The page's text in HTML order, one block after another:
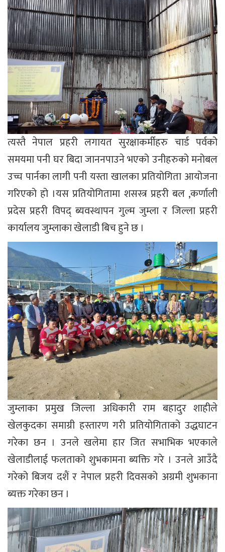
त्यस्तै नेपाल प्रहरी लगायत सुरक्षाकर्मीहरु चार्ड पर्वको
समयमा पनी घर बिदा जाननपाउने भएको उनीहरुको मनोबल
उच्च पार्नका लागी पनी यस्ता खालका प्रतियोगिता आयोजना
गरिएको हो ।यस प्रतियोगितामा शसस्त्र प्रहरी बल ,कर्णाली
प्रदेस प्रहरी विपद् ब्यवस्थापन गुल्म जुम्ला र जिल्ला प्रहरी
कार्यालय जुम्लाका खेलाडी बिच हुने छ ।
जुम्लाका प्रमुख जिल्ला अधिकारी राम बहादुर शाहीले
खेलकुदका समाग्री हस्तारण गरी प्रतियोगिताको उद्धघाटन
गरेका छन । उनले खलेमा हार जित सभाभिक भएकाले
खेलाडीलाई फलताको शुभकामना ब्यक्ति गरे । उनले आउँदै
गरेको बिजय दशैं र नेपाल प्रहरी दिवसको अग्रमी शुभकाना
ब्यक्त गरेका छन ।